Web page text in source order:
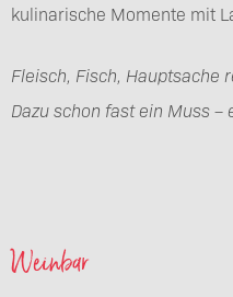
kulinarische Momente mit
Fleisch, Fisch, Hauptsache
Dazu schon fast ein Muss –
Weinbar